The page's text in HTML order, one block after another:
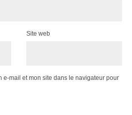
Site web
e-mail et mon site dans le navigateur pour